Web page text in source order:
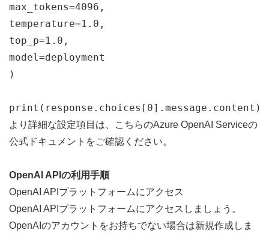
max_tokens=4096 ,
temperature=1.0 ,
top_p=1.0 ,
model =deployment
)
print ( response . choices [ 0] . message . content )
より詳細な設定項目は、 こちらのAzure OpenAI Serviceの
公式ドキュメントをご確認ください。
OpenAI APIの利用手順
OpenAI APIプラットフォームにアクセス
OpenAI APIプラットフォームにアクセスしましょう。
OpenAIのアカウントをお持ちでない場合は新規作成しま